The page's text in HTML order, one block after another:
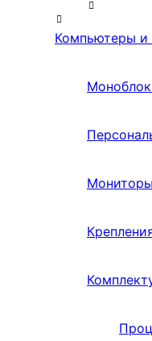
Компьютеры и
Мониторы